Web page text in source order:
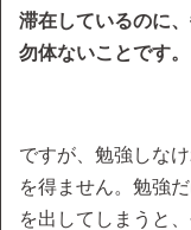
滞在しているのに
勿体ないことです。
ですが、勉強しな
を得ません。勉強
を出してしまうと